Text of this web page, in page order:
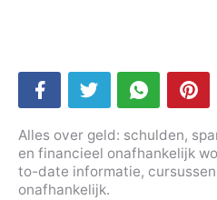
Alles over geld: schulden,
en financieel onafhankelijk
to-date informatie,
onafhankelijk.